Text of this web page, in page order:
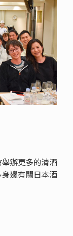
辦更多的清酒
邊有關日本酒